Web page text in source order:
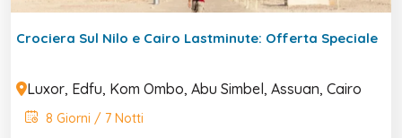
Crociera Sul Nilo e Cairo Lastminute: Offerta Speciale
Luxor, Edfu, Kom Ombo, Abu Simbel, Assuan, Cairo
8 Giorni / 7 Notti